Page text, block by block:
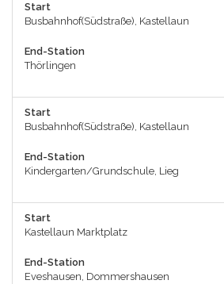
Start
Busbahnhof(Südstraße), Kastellaun
End-Station
Thörlingen
Start
Busbahnhof(Südstraße), Kastellaun
End-Station
Kindergarten/Grundschule, Lieg
Start
Kastellaun Marktplatz
End-Station
Eveshausen, Dommershausen